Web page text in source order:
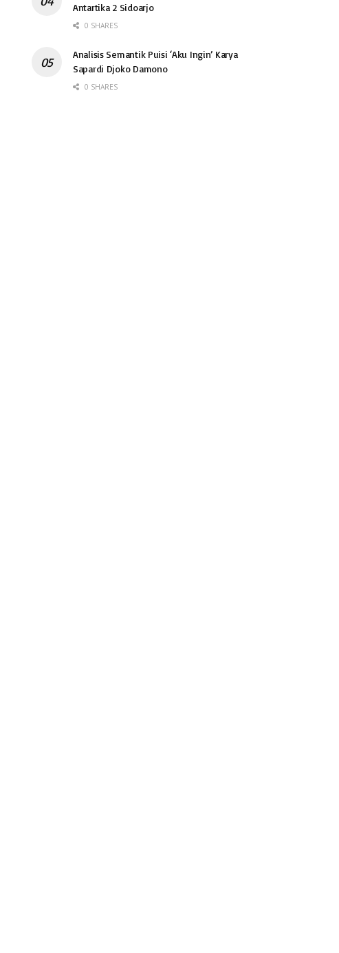
Antartika 2 Sidoarjo
0 SHARES
Analisis Semantik Puisi ‘Aku Ingin’ Karya
Sapardi Djoko Damono
0 SHARES